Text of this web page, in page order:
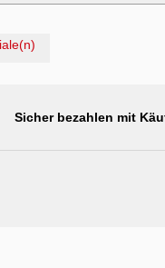
Sicher bezahlen mit